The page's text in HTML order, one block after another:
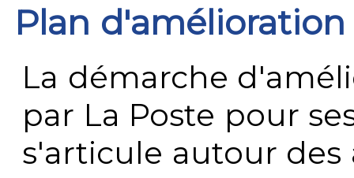
Plan
La démarche
par La Poste pour
s'articule autour des